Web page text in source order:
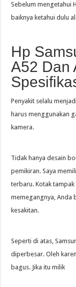
Sebelum mengetahui
baiknya ketahui dulu
Hp
A52 Dan
Penyakit selalu
harus menggunakan
kamera.
Tidak hanya desain
pemikiran. Saya
terbaru. Kotak
memegangnya, Anda
kesakitan.
Seperti di atas,
diperbesar. Oleh
bagus. Jika itu milik